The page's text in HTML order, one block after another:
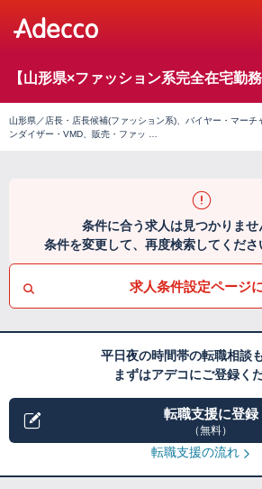
【山形県×ファッション系完全在宅勤
山形県／店長・店長候補(ファッション系)、バイヤー・マーチ
ンダイザー・VMD、販売・ファッ …
条件に合う求人は見つかりませ
条件を変更して、再度検索してくださ
求人条件設定ページ
平日夜の時間帯の転職相談
まずはアデコにご登録く
転職支援に登録
（無料）
転職支援の流れ